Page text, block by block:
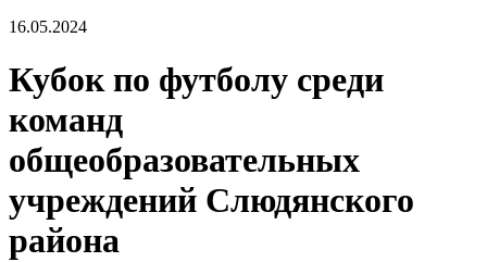
16.05.2024
Кубок по футболу среди
команд
общеобразовательных
учреждений Слюдянского
района